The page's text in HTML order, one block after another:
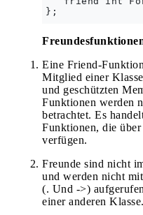
Eine Friend-
Mitglied einer
und geschützten
Funktionen werden
betrachtet. Es
Funktionen, die
verfügen.
Freunde sind nicht
und werden nicht
(. Und ->)
einer anderen Klasse.